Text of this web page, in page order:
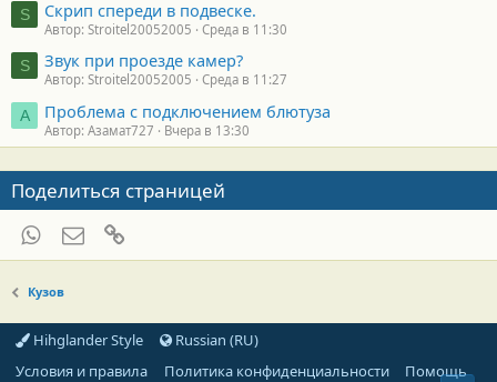
S Скрип спереди в подвеске.
Автор: Stroitel20052005 Среда в 11:30
S Звук при проезде камер?
Автор: Stroitel20052005 Среда в 11:27
А Проблема с подключением блютуза
Автор: Азамат727 Вчера в 13:30
Поделиться страницей
WhatsAppЭлектронная почта
Кузов
Hihglander Style
Russian (RU)
Условия и правила
Политика конфиденциальности
Помощь